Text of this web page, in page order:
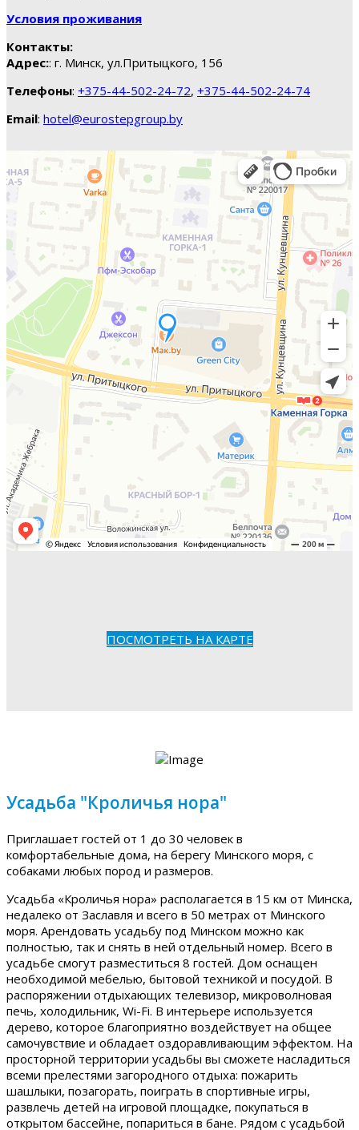
Условия проживания
Контакты:
Адрес:: г. Минск, ул.Притыцкого, 156
Телефоны: +375-44-502-24-72, +375-44-502-24-74
Email: hotel@eurostepgroup.by
ПОСМОТРЕТЬ НА КАРТЕ
Усадьба "Кроличья нора"
Приглашает гостей от 1 до 30 человек в
комфортабельные дома, на берегу Минского моря, с
собаками любых пород и размеров.
Усадьба «Кроличья нора» располагается в 15 км от Минска,
недалеко от Заславля и всего в 50 метрах от Минского
моря. Арендовать усадьбу под Минском можно как
полностью, так и снять в ней отдельный номер. Всего в
усадьбе смогут разместиться 8 гостей. Дом оснащен
необходимой мебелью, бытовой техникой и посудой. В
распоряжении отдыхающих телевизор, микроволновая
печь, холодильник, Wi-Fi. В интерьере используется
дерево, которое благоприятно воздействует на общее
самочувствие и обладает оздоравливающим эффектом. На
просторной территории усадьбы вы сможете насладиться
всеми прелестями загородного отдыха: пожарить
шашлыки, позагорать, поиграть в спортивные игры,
развлечь детей на игровой площадке, покупаться в
открытом бассейне, попариться в бане. Рядом с усадьбой